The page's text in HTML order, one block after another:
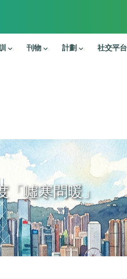
刊物 計劃 社交平台
「噓寒問暖」
連結